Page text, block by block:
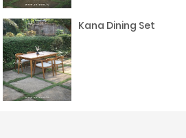
Kana Dining Set